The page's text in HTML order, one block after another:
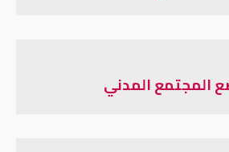
المجتمع المدني